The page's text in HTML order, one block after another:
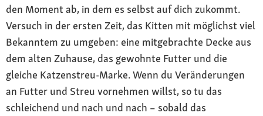
den Moment ab, in dem es selbst auf dich zukommt.
Versuch in der ersten Zeit, das Kitten mit möglichst viel
Bekanntem zu umgeben: eine mitgebrachte Decke aus
dem alten Zuhause, das gewohnte Futter und die
gleiche Katzenstreu-Marke. Wenn du Veränderungen
an Futter und Streu vornehmen willst, so tu das
schleichend und nach und nach – sobald das